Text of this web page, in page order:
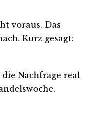
voraus. Das
Kurz gesagt:
Nachfrage real